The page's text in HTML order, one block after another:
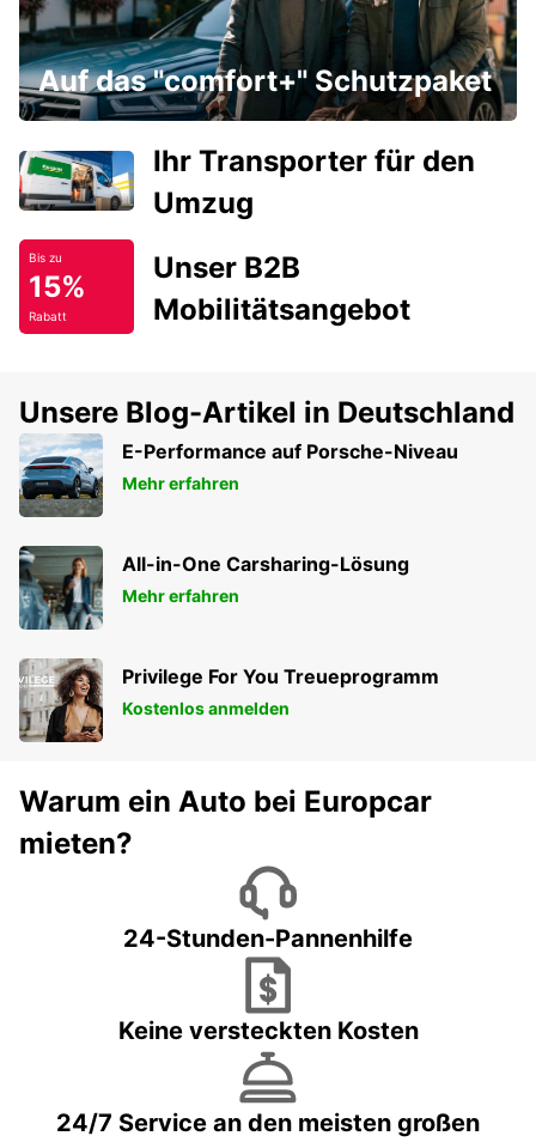
Auf das "comfort+" Schutzpaket
Ihr Transporter für den
Umzug
Bis zu
15%
Rabatt
Unser B2B
Mobilitätsangebot
Unsere Blog-Artikel in Deutschland
E-Performance auf Porsche-Niveau
Mehr erfahren
All-in-One Carsharing-Lösung
Mehr erfahren
Privilege For You Treueprogramm
Kostenlos anmelden
Warum ein Auto bei Europcar
mieten?
24-Stunden-Pannenhilfe
Keine versteckten Kosten
24/7 Service an den meisten großen